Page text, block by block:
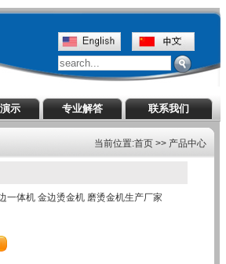
示 专业解答 联系我们
当前位置:首页 >> 产品中心
一体机 金边烫金机 磨烫金机生产厂家